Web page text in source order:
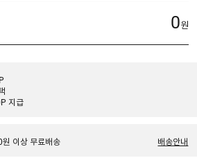
0원
지급
이상 무료배송 배송안내